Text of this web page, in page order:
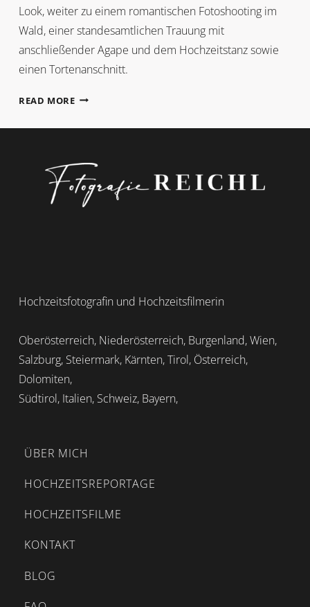
Look, weiter zu einem romantischen Fotoshooting im
Wald, einer standesamtlichen Trauung mit
anschließender Agape und dem Hochzeitstanz sowie
einen Tortenanschnitt.
READ MOREISABELLA
ROMAN
Hochzeitsfotografin und Hochzeitsfilmerin
Oberösterreich, Niederösterreich, Burgenland, Wien,
Salzburg, Steiermark, Kärnten, Tirol, Österreich,
Dolomiten,
Südtirol, Italien, Schweiz, Bayern,
ÜBER MICH
HOCHZEITSREPORTAGE
HOCHZEITSFILME
KONTAKT
BLOG